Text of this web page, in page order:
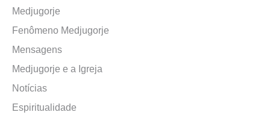
Medjugorje
Fenômeno Medjugorje
Mensagens
Medjugorje e a Igreja
Notícias
Espiritualidade